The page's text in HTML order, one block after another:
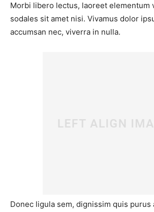
Morbi libero lectus, laoreet elementum
sodales sit amet nisi. Vivamus dolor
accumsan nec, viverra in nulla.
Donec ligula sem, dignissim quis purus